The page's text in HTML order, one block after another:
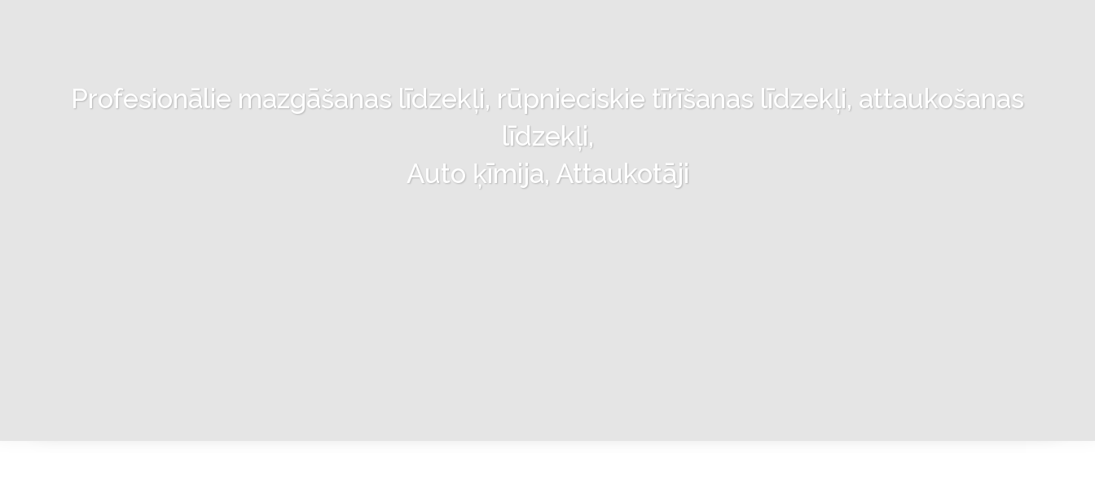
Profesionālie mazgāšanas līdzekļi, rūpnieciskie tīrīšanas līdzekļi, attaukošanas
līdzekļi,
Auto ķīmija, Attaukotāji